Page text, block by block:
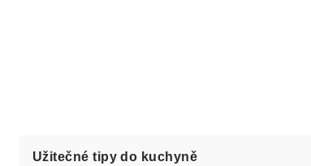
Užitečné tipy do kuchyně